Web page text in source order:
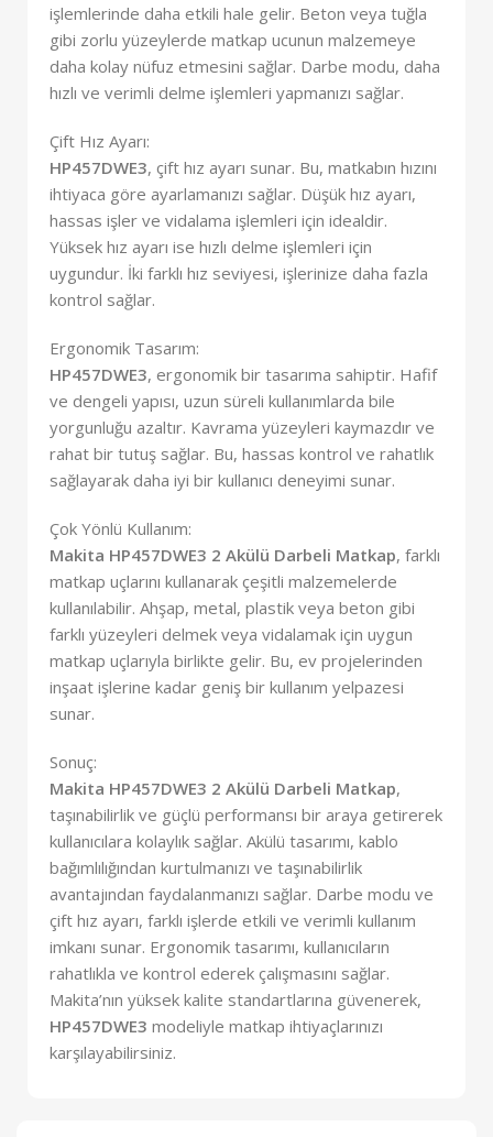
işlemlerinde daha etkili hale gelir. Beton veya tuğla
gibi zorlu yüzeylerde matkap ucunun malzemeye
daha kolay nüfuz etmesini sağlar. Darbe modu, daha
hızlı ve verimli delme işlemleri yapmanızı sağlar.
Çift Hız Ayarı:
HP457DWE3, çift hız ayarı sunar. Bu, matkabın hızını
ihtiyaca göre ayarlamanızı sağlar. Düşük hız ayarı,
hassas işler ve vidalama işlemleri için idealdir.
Yüksek hız ayarı ise hızlı delme işlemleri için
uygundur. İki farklı hız seviyesi, işlerinize daha fazla
kontrol sağlar.
Ergonomik Tasarım:
HP457DWE3, ergonomik bir tasarıma sahiptir. Hafif
ve dengeli yapısı, uzun süreli kullanımlarda bile
yorgunluğu azaltır. Kavrama yüzeyleri kaymazdır ve
rahat bir tutuş sağlar. Bu, hassas kontrol ve rahatlık
sağlayarak daha iyi bir kullanıcı deneyimi sunar.
Çok Yönlü Kullanım:
Makita HP457DWE3 2 Akülü Darbeli Matkap, farklı
matkap uçlarını kullanarak çeşitli malzemelerde
kullanılabilir. Ahşap, metal, plastik veya beton gibi
farklı yüzeyleri delmek veya vidalamak için uygun
matkap uçlarıyla birlikte gelir. Bu, ev projelerinden
inşaat işlerine kadar geniş bir kullanım yelpazesi
sunar.
Sonuç:
Makita HP457DWE3 2 Akülü Darbeli Matkap,
taşınabilirlik ve güçlü performansı bir araya getirerek
kullanıcılara kolaylık sağlar. Akülü tasarımı, kablo
bağımlılığından kurtulmanızı ve taşınabilirlik
avantajından faydalanmanızı sağlar. Darbe modu ve
çift hız ayarı, farklı işlerde etkili ve verimli kullanım
imkanı sunar. Ergonomik tasarımı, kullanıcıların
rahatlıkla ve kontrol ederek çalışmasını sağlar.
Makita’nın yüksek kalite standartlarına güvenerek,
HP457DWE3 modeliyle matkap ihtiyaçlarınızı
karşılayabilirsiniz.